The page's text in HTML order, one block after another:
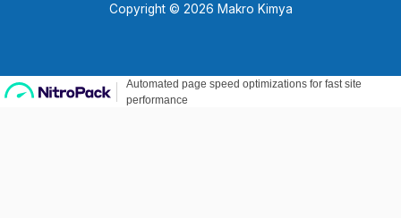
Copyright © 2026 Makro Kimya